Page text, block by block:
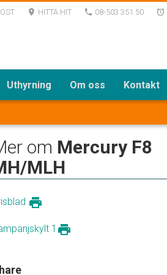
room HITTA HIT local_phone 08-503 351 50 alarm
Uthyrning Om oss Kontakt
om Mercury F8
MLH
print
1 print